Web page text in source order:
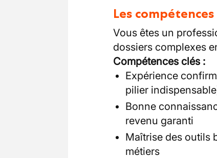
Les
Vous êtes un
dossiers complexes
Compétences clés :
Expérience
pilier
Bonne
revenu garanti
Maîtrise des outils
métiers